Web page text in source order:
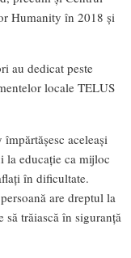
Humanity în 2018 și
au dedicat peste
locale TELUS
aceleași
la educație ca mijloc
în dificultate.
are dreptul la
trăiască în siguranță